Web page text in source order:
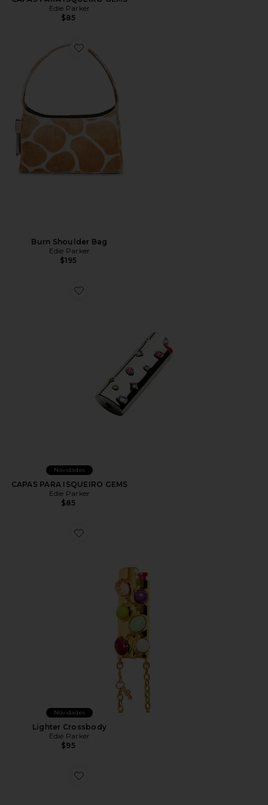
Edie Parker
$85
Favorite Burn Shoulder Bag
Burn Shoulder Bag
Edie Parker
$195
Favorite CAPAS PARA ISQUEIRO GEMS
Novidades
CAPAS PARA ISQUEIRO GEMS
Edie Parker
$85
Favorite Lighter Crossbody
Novidades
Lighter Crossbody
Edie Parker
$95
Favorite Lighter Crossbody